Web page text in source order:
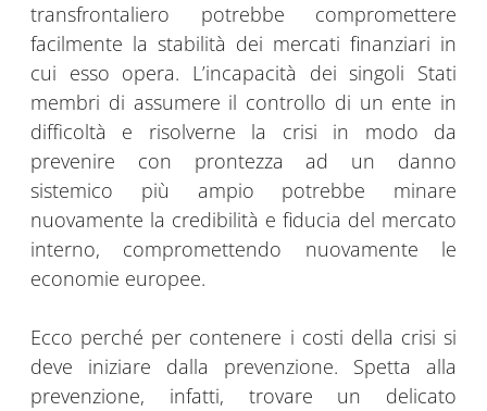
transfrontaliero potrebbe compromettere
facilmente la stabilità dei mercati finanziari in
cui esso opera. L’incapacità dei singoli Stati
membri di assumere il controllo di un ente in
difficoltà e risolverne la crisi in modo da
prevenire con prontezza ad un danno
sistemico più ampio potrebbe minare
nuovamente la credibilità e fiducia del mercato
interno, compromettendo nuovamente le
economie europee.
Ecco perché per contenere i costi della crisi si
deve iniziare dalla prevenzione. Spetta alla
prevenzione, infatti, trovare un delicato